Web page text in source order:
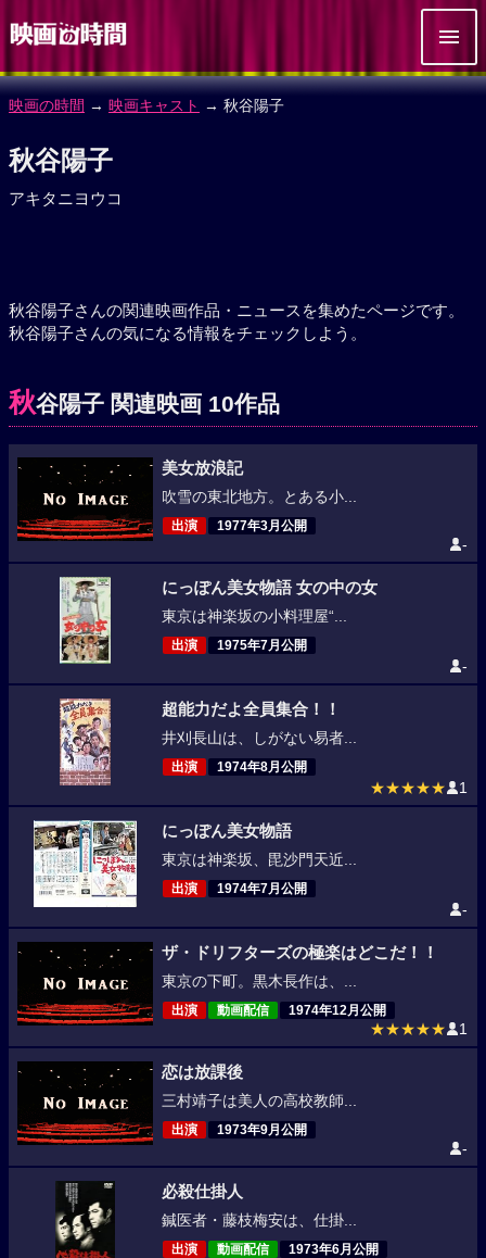
映画の時間 → 映画キャスト → 秋谷陽子
秋谷陽子
アキタニヨウコ
秋谷陽子さんの関連映画作品・ニュースを集めたページです。
秋谷陽子さんの気になる情報をチェックしよう。
秋谷陽子 関連映画 10作品
美女放浪記
吹雪の東北地方。とある小...
出演 1977年3月公開
-
にっぽん美女物語 女の中の女
東京は神楽坂の小料理屋“...
出演 1975年7月公開
-
超能力だよ全員集合！！
井刈長山は、しがない易者...
出演 1974年8月公開
★★★★★ 1
にっぽん美女物語
東京は神楽坂、毘沙門天近...
出演 1974年7月公開
-
ザ・ドリフターズの極楽はどこだ！！
東京の下町。黒木長作は、...
出演 動画配信 1974年12月公開
★★★★★ 1
恋は放課後
三村靖子は美人の高校教師...
出演 1973年9月公開
-
必殺仕掛人
鍼医者・藤枝梅安は、仕掛...
出演 動画配信 1973年6月公開